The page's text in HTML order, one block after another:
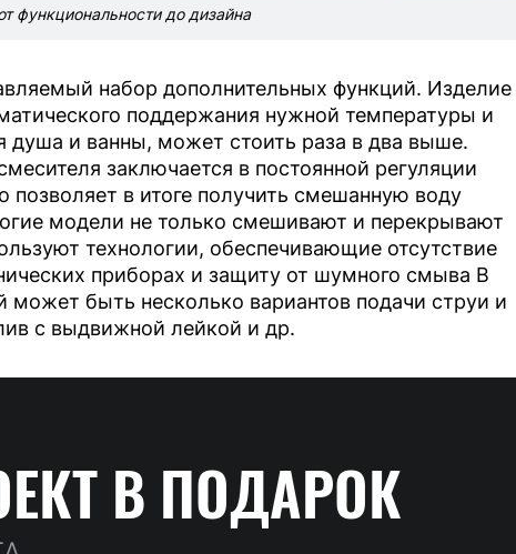
функциональности до дизайна
набор дополнительных функций. Изделие
поддержания нужной температуры и
душа и ванны, может стоить раза в два выше.
заключается в постоянной регуляции
позволяет в итоге получить смешанную воду
модели не только смешивают и перекрывают
технологии, обеспечивающие отсутствие
приборах и защиту от шумного смыва В
быть несколько вариантов подачи струи и
с выдвижной лейкой и др.
В ПОДАРОК